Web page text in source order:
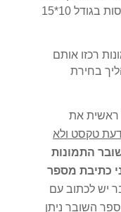
(אם הם אינם נשלחים בHD), להדפסות בגודל 10*15
רכזו אותם
בחירת
ראשית את
טקסט ולא
התמונות
כתיבת מספר
יש לכתוב עם
השובר ניתן